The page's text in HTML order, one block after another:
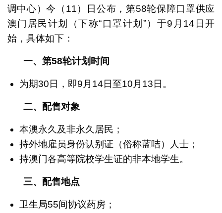
调中心）今（11）日公布，第58轮保障口罩供应
澳门居民计划（下称“口罩计划”）于9月14日开
始，具体如下：
一、第58轮计划时间
为期30日，即9月14日至10月13日。
二、配售对象
本澳永久及非永久居民；
持外地雇员身份认别证（俗称蓝咭）人士；
持澳门各高等院校学生证的非本地学生。
三、配售地点
卫生局55间协议药房；